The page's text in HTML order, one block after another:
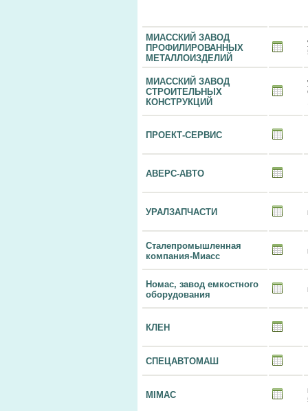
МИАССКИЙ ЗАВОД
ПРОФИЛИРОВАННЫХ
МЕТАЛЛОИЗДЕЛИЙ
МИАССКИЙ ЗАВОД
СТРОИТЕЛЬНЫХ
КОНСТРУКЦИЙ
ПРОЕКТ-СЕРВИС
АВЕРС-АВТО
УРАЛЗАПЧАСТИ
Сталепромышленная
компания-Миасс
Номас, завод емкостного
оборудования
КЛЕН
СПЕЦАВТОМАШ
MIMAC